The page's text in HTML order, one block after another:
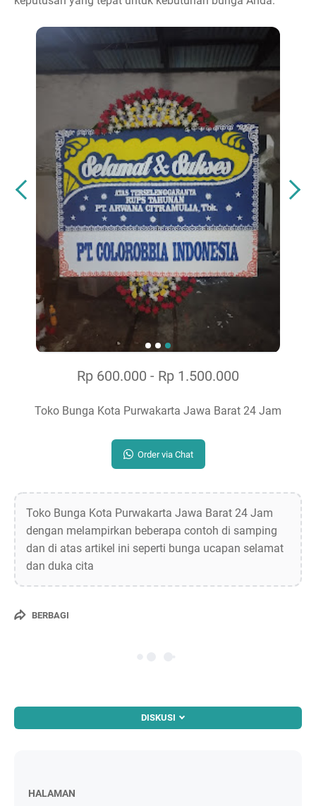
Rp 600.000 - Rp 1.500.000
Toko Bunga Kota Purwakarta Jawa Barat 24 Jam
Order via Chat
Toko Bunga Kota Purwakarta Jawa Barat 24 Jam
dengan melampirkan beberapa contoh di samping
dan di atas artikel ini seperti bunga ucapan selamat
dan duka cita
BERBAGI
DISKUSI
HALAMAN